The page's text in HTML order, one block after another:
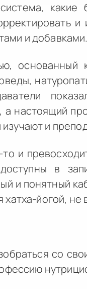
и
и добавками.
основанный
настоящий
и
и
в
и понятный
йогой, не
со